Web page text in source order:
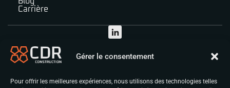
Gérer le consentement
Pour offrir les meilleures expériences, nous utilisons des technologies telles
Carrière
© CDR Construction 2025, Tous droits
réservés - Mentions Légales- Made by